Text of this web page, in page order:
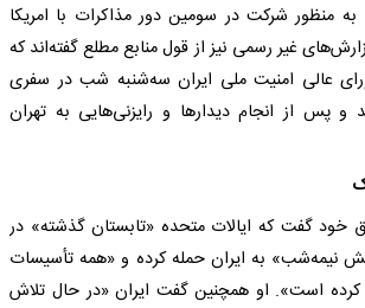
منظور شرکت در سومین دور مذاکرات با امریکا
غیر رسمی نیز از قول منابع مطلع گفته‌اند که
عالی امنیت ملی ایران سه‌شنبه شب در سفری
و پس از انجام دیدار‌ها و رایزنی‌هایی به تهران
خود گفت که ایالات متحده «تابستان گذشته» در
نیمه‌شب» به ایران حمله کرده و «همه تأسیسات
کرده است». او همچنین گفت ایران «در حال تلاش